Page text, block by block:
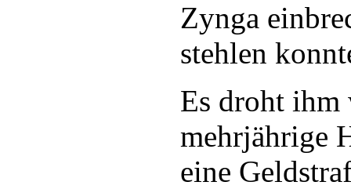
Zynga
stehlen
Es droht ihm
mehrjährige
eine